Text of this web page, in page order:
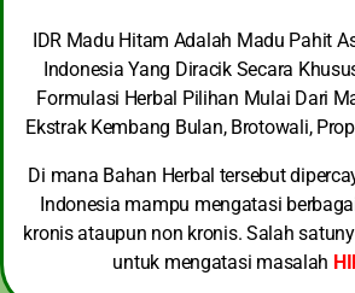
IDR Madu Hitam Adalah Madu Pahit
Indonesia Yang Diracik Secara
Formulasi Herbal Pilihan Mulai Dari
Ekstrak Kembang Bulan, Brotowali,
Di mana Bahan Herbal tersebut
Indonesia mampu mengatasi
kronis ataupun non kronis. Salah
untuk mengatasi masalah